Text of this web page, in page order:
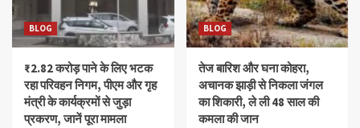
BLOG
₹2.82 करोड़ पाने के लिए भटक
रहा परिवहन निगम, पीएम और गृह
मंत्री के कार्यक्रमों से जुड़ा
प्रकरण, जानें पूरा मामला
BLOG
तेज बारिश और घना कोहरा,
अचानक झाड़ी से निकला जंगल
का शिकारी, ले ली 48 साल की
कमला की जान